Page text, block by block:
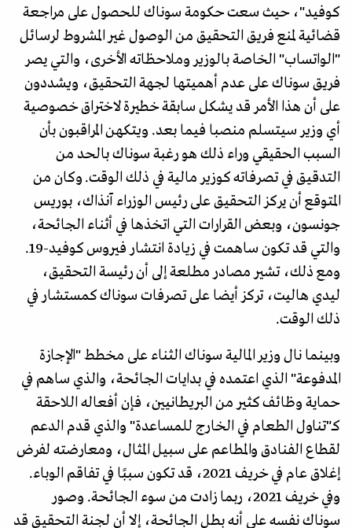
كوفيد"، حيث سعت حكومة سوناك للحصول على مراجعة
قضائية لمنع فريق التحقيق من الوصول غير المشروط لرسائل
"الواتساب" الخاصة بالوزير وملاحظاته الأخرى، والتي يصر
فريق سوناك على عدم أهميتها لجهة التحقيق، ويشددون
على أن هذا الأمر قد يشكل سابقة خطيرة لاختراق خصوصية
أي وزير سيتسلم منصبا فيما بعد. ويتكهن المراقبون بأن
السبب الحقيقي وراء ذلك هو رغبة سوناك بالحد من
التدقيق في تصرفاته كوزير مالية في ذلك الوقت. وكان من
المتوقع أن يركز التحقيق على رئيس الوزراء آنذاك، بوريس
جونسون، وبعض القرارات التي اتخذها في أثناء الجائحة،
والتي قد تكون ساهمت في زيادة انتشار فيروس كوفيد-19.
ومع ذلك، تشير مصادر مطلعة إلى أن رئيسة التحقيق،
ليدي هاليت، تركز أيضا على تصرفات سوناك كمستشار في
ذلك الوقت.
وبينما نال وزير المالية سوناك الثناء على مخطط "الإجازة
المدفوعة" الذي اعتمده في بدايات الجائحة، والذي ساهم في
حماية وظائف كثير من البريطانيين، فإن أفعاله اللاحقة
كـ"تناول الطعام في الخارج للمساعدة" والذي قدم الدعم
لقطاع الفنادق والمطاعم على سبيل المثال، ومعارضته لفرض
إغلاق عام في خريف 2021، قد تكون سببًا في تفاقم الوباء.
وفي خريف 2021، ربما زادت من سوء الجائحة. وصور
سوناك نفسه على أنه بطل الجائحة، إلا أن لجنة التحقيق قد